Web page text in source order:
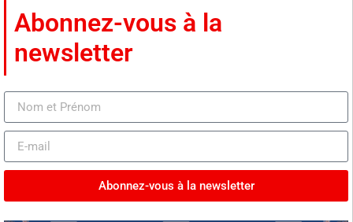
Abonnez-vous à la
newsletter
Abonnez-vous à la newsletter